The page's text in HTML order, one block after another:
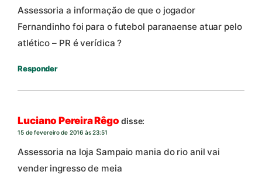
Assessoria a informação de que o jogador
Fernandinho foi para o futebol paranaense atuar pelo
atlético – PR é verídica ?
Responder
Luciano Pereira Rêgo disse:
15 de fevereiro de 2016 às 23:51
Assessoria na loja Sampaio mania do rio anil vai
vender ingresso de meia